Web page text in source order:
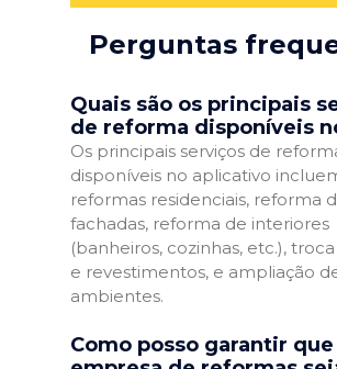
Perguntas
Quais são os principais
de reforma disponíveis
Os principais serviços de
disponíveis no aplicativo
reformas residenciais, reforma
fachadas, reforma de interiores
(banheiros, cozinhas, etc.),
e revestimentos, e ampliação
ambientes.
Como posso garantir